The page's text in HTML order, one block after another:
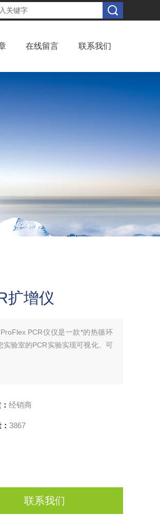
在线留言 联系我们
扩增仪
PCR仪仪是一款*的热循环
验室的PCR实验实现可视化、可
经销商
3867
联系我们